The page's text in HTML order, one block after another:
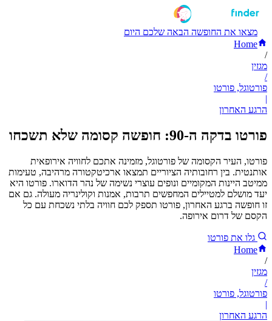
מצאו את החופשה הבאה שלכם היום
Home
/
מגזין
/
פורטוגל, פורטו
|
הרגע האחרון
פורטו בדקה ה-90: חופשה קסומה שלא תשכחו
פורטו, העיר הקסומה של פורטוגל, מזמינה אתכם לחוויה אירופאית
אותנטית. בין רחובותיה הציוריים תמצאו ארכיטקטורה מרהיבה, טעימות
ממיטב היינות המקומיים ונופים עוצרי נשימה של נהר הדוארו. פורטו היא
יעד מושלם למטיילים המחפשים תרבות, אמנות וקולינריה מעולה. גם אם
זו חופשה ברגע האחרון, פורטו תספק לכם חוויה בלתי נשכחת עם כל
הקסם של דרום אירופה.
גלו את פורטו
Home
/
מגזין
/
פורטוגל, פורטו
|
הרגע האחרון